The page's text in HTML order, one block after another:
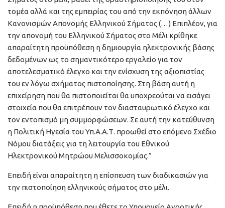
τομέα αλλά και της εμπειρίας του από την εκπόνηση άλλων
Κανονισμών Απονομής Ελληνικού Σήματος (…) Επιπλέον, για
την απονομή του Ελληνικού Σήματος στο Μέλι κρίθηκε
απαραίτητη προϋπόθεση η δημιουργία ηλεκτρονικής βάσης
δεδομένων ως το σημαντικότερο εργαλείο για τον
αποτελεσματικό έλεγχο και την ενίσχυση της αξιοπιστίας
του εν λόγω σχήματος πιστοποίησης. Στη βάση αυτή η
επιχείρηση που θα πιστοποιείται θα υποχρεούται να εισάγει
στοιχεία που θα επιτρέπουν τον διασταυρωτικό έλεγχο και
τον εντοπισμό μη συμμορφώσεων. Σε αυτή την κατεύθυνση
η Πολιτική Ηγεσία του Υπ.Α.Α.Τ. προωθεί στο επόμενο Σχέδιο
Νόμου διατάξεις για τη λειτουργία του Εθνικού
Ηλεκτρονικού Μητρώου Μελισσοκομίας.”
Επειδή είναι απαραίτητη η επίσπευση των διαδικασιών για
την πιστοποίηση ελληνικούς σήματος στο μέλι.